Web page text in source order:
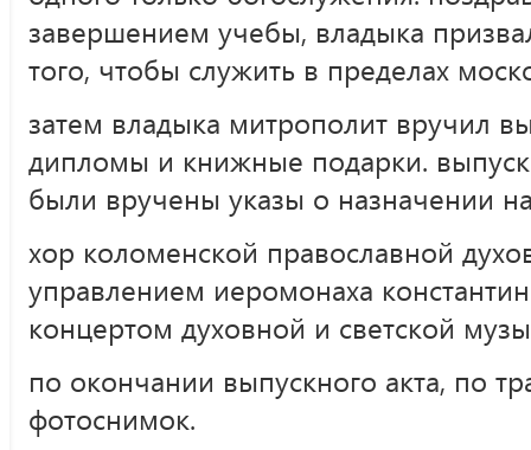
завершением учебы, владыка
того, чтобы служить в пределах
затем владыка митрополит вручил
дипломы и книжные подарки.
были вручены указы о назначении
хор коломенской православной
управлением иеромонаха
концертом духовной и светской
по окончании выпускного акта, по
фотоснимок.